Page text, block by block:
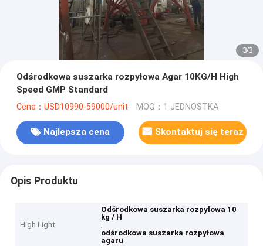
1/3
Odśrodkowa suszarka rozpyłowa Agar 10KG/H High
Speed ​​GMP Standard
Cena：USD10990-59000/unit MOQ：1 JEDNOSTKA
Najlepsza cena Skontaktuj się teraz
Opis Produktu
High Light
Odśrodkowa suszarka rozpyłowa 10
kg / H
,
odśrodkowa suszarka rozpyłowa
agaru